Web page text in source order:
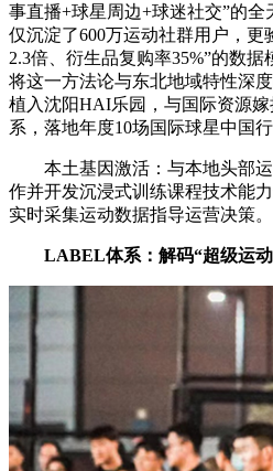
事直播+球星周边+球迷社交”的
仅沉淀了600万运动社群用户，更
2.3倍、衍生品复购率35%”的数
将这一方法论与东北地域特性深
植入沈阳HAI乐园，与国际资源
系，落地年度10场国际球星中国行
本土基因激活：与本地头部
作并开发沉浸式训练课程技术能
实时采集运动数据指导运营决策。
LABEL体系：解码“超级运